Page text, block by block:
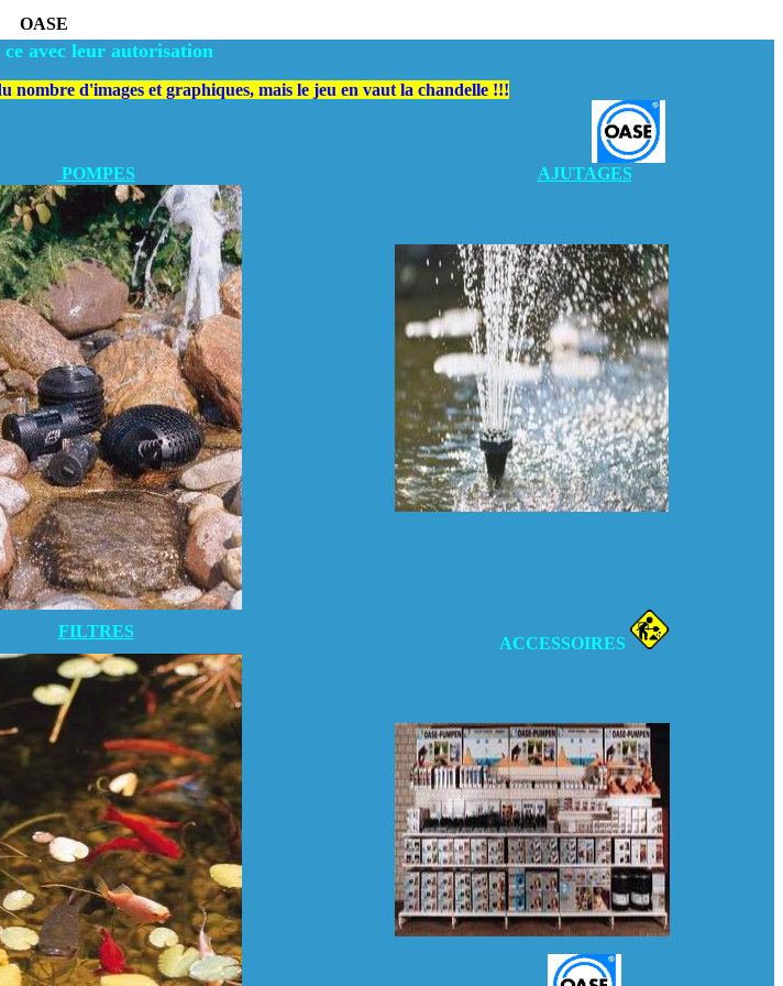
OASE
avec leur autorisation
nombre d'images et graphiques, mais le jeu en vaut la chandelle !!!
POMPES AJUTAGES
FILTRES
ACCESSOIRES